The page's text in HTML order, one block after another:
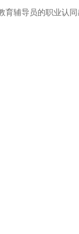
辅导员的职业认